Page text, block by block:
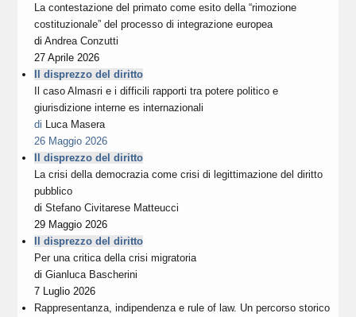
La contestazione del primato come esito della “rimozione
costituzionale” del processo di integrazione europea
diAndrea Conzutti
27 Aprile 2026
Il disprezzo del diritto
Il caso Almasri e i difficili rapporti tra potere politico e
giurisdizione interne es internazionali
di
Luca Masera
26 Maggio 2026
Il disprezzo del diritto
La crisi della democrazia come crisi di legittimazione del diritto
pubblico
diStefano Civitarese Matteucci
29 Maggio 2026
Il disprezzo del diritto
Per una critica della crisi migratoria
diGianluca Bascherini
7 Luglio 2026
Rappresentanza, indipendenza e rule of law. Un percorso storico